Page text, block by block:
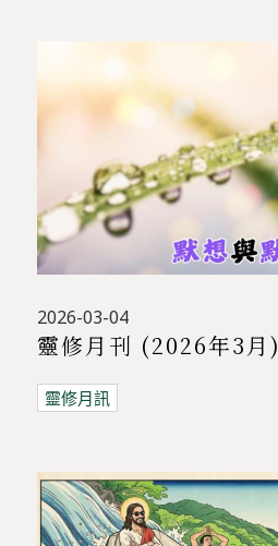
2026-03-04
靈修月刊 (2026年3月)
靈修月訊